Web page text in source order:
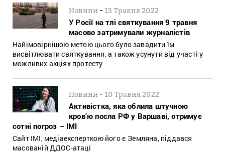
Новини -13 Травня 2022
У Росії на тлі святкування 9 травня
масово затримували журналістів
Найімовірнішою метою цього було завадити їм
висвітлювати святкування, а також усунути від участі у
можливих акціях протесту
Новини -10 Травня 2022
Активістка, яка облила штучною
кров’ю посла РФ у Варшаві, отримує
сотні погроз – ІМІ
Сайт ІМІ, медіаексперткою його є Земляна, піддався
масованій ДДОС-атаці